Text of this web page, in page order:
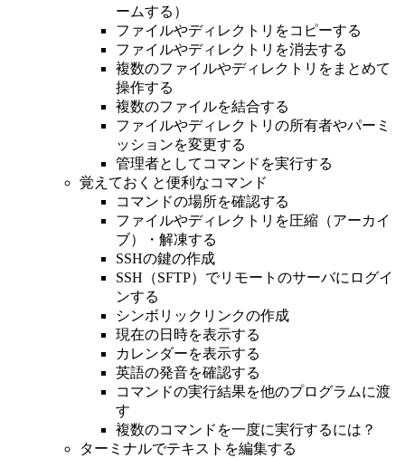
ームする）
ファイルやディレクトリをコピーする
ファイルやディレクトリを消去する
複数のファイルやディレクトリをまとめて
操作する
複数のファイルを結合する
ファイルやディレクトリの所有者やパーミ
ッションを変更する
管理者としてコマンドを実行する
覚えておくと便利なコマンド
コマンドの場所を確認する
ファイルやディレクトリを圧縮（アーカイ
ブ）・解凍する
SSHの鍵の作成
SSH（SFTP）でリモートのサーバにログイ
ンする
シンボリックリンクの作成
現在の日時を表示する
カレンダーを表示する
英語の発音を確認する
コマンドの実行結果を他のプログラムに渡
す
複数のコマンドを一度に実行するには？
ターミナルでテキストを編集する